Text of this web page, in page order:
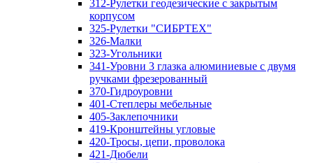
312-Рулетки геодезические с закрытым
корпусом
325-Рулетки "СИБРТЕХ"
326-Малки
323-Угольники
341-Уровни 3 глазка алюминиевые с двумя
ручками фрезерованный
370-Гидроуровни
401-Степлеры мебельные
405-Заклепочники
419-Кронштейны угловые
420-Тросы, цепи, проволока
421-Дюбели